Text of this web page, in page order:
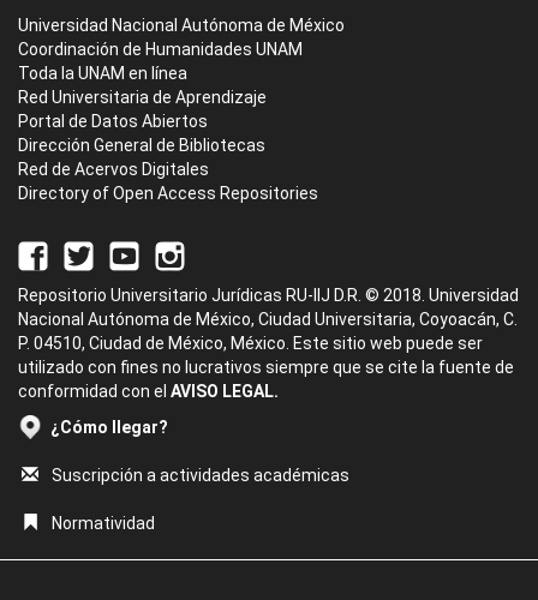
Universidad Nacional Autónoma de México
Coordinación de Humanidades UNAM
Toda la UNAM en línea
Red Universitaria de Aprendizaje
Portal de Datos Abiertos
Dirección General de Bibliotecas
Red de Acervos Digitales
Directory of Open Access Repositories
Repositorio Universitario Jurídicas RU-IIJ D.R. © 2018. Universidad
Nacional Autónoma de México, Ciudad Universitaria, Coyoacán, C.
P. 04510, Ciudad de México, México. Este sitio web puede ser
utilizado con fines no lucrativos siempre que se cite la fuente de
conformidad con el AVISO LEGAL.
¿Cómo llegar?
Suscripción a actividades académicas
Normatividad